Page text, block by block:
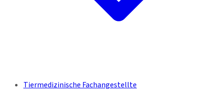
Tiermedizinische Fachangestellte